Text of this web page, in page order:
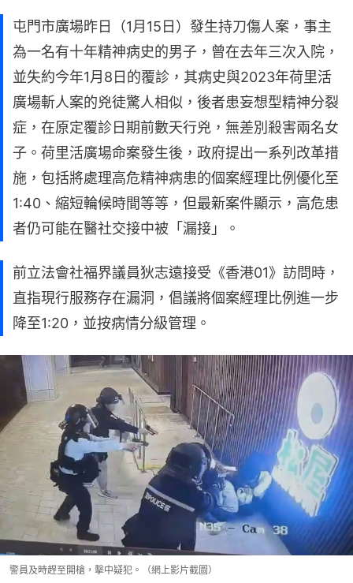
屯門市廣場昨日（1月15日）發生持刀傷人案，事主
為一名有十年精神病史的男子，曾在去年三次入院，
並失約今年1月8日的覆診，其病史與2023年荷里活
廣場斬人案的兇徒驚人相似，後者患妄想型精神分裂
症，在原定覆診日期前數天行兇，無差別殺害兩名女
子。荷里活廣場命案發生後，政府提出一系列改革措
施，包括將處理高危精神病患的個案經理比例優化至
1:40、縮短輪候時間等等，但最新案件顯示，高危患
者仍可能在醫社交接中被「漏接」。
前立法會社福界議員狄志遠接受《香港01》訪問時，
直指現行服務存在漏洞，倡議將個案經理比例進一步
降至1:20，並按病情分級管理。
警員及時趕至開槍，擊中疑犯。（網上影片截圖）